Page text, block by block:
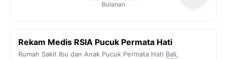
Bulanan
Rekam Medis RSIA Pucuk Permata Hati
Rumah Sakit Ibu dan Anak Pucuk Permata Hati Bali,